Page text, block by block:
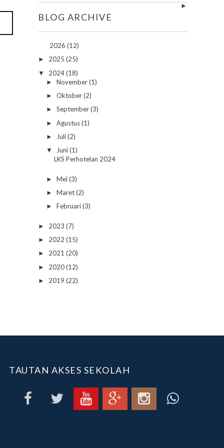
BLOG ARCHIVE
►
2026 (12)
► 2025 (25)
▼ 2024(18)
► November(1)
► Oktober(2)
► September(3)
► Agustus(1)
► Juli(2)
▼ Juni(1)
LKS Perhotelan 2024
► Mei(3)
► Maret(2)
► Februari(3)
► 2023 (7)
► 2022 (15)
► 2021 (20)
► 2020(12)
► 2019 (22)
TAUTAN AKSES SEKOLAH